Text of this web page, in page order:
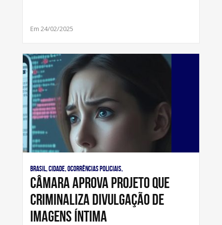
Em 24/02/2025
Brasil, Cidade, Ocorrências Policiais,
Câmara aprova projeto que
criminaliza divulgação de
imagens íntima